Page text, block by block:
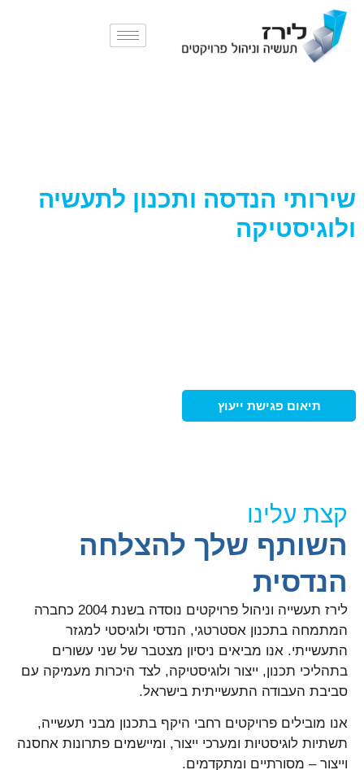
שירותי הנדסה ותכנון לתעשיה
ולוגיסטיקה
תיאום פגישת ייעוץ
קצת עלינו
השותף שלך להצלחה
הנדסית
לירז תעשייה וניהול פרויקטים נוסדה בשנת 2004 כחברה
המתמחה בתכנון אסטרטגי, הנדסי ולוגיסטי למגזר
התעשייתי. אנו מביאים ניסיון מצטבר של שני עשורים
בתהליכי תכנון, ייצור ולוגיסטיקה, לצד היכרות מעמיקה עם
סביבת העבודה התעשייתית בישראל.
אנו מובילים פרויקטים רחבי היקף בתכנון מבני תעשייה,
תשתיות לוגיסטיות ומערכי ייצור, ומיישמים פתרונות אחסנה
וייצור – מסורתיים ומתקדמים.